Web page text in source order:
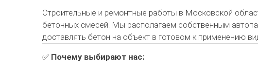
Строительные и ремонтные работы в Московской
бетонных смесей. Мы располагаем собственным
доставлять бетон на объект в готовом к применению
✅ Почему выбирают нас: